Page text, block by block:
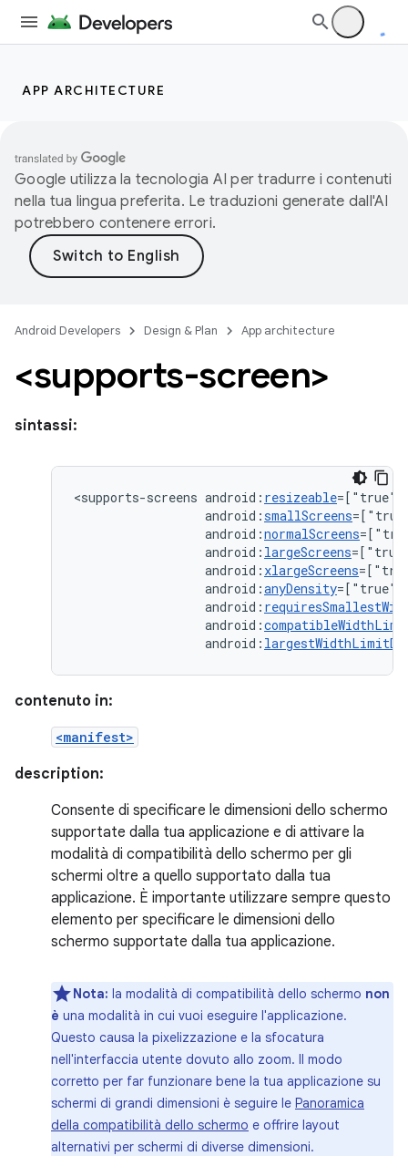
APP ARCHITECTURE
Google utilizza la tecnologia AI per tradurre i contenuti
nella tua lingua preferita. Le traduzioni generate dall'AI
potrebbero contenere errori.
Android Developers Design & Plan App architecture
<supports-screen>
sintassi:
<supports-screens android: resizeable=["true"|
android:smallScreens
android:normalScreens
android: largeScreens
android: xlargeScreens
android:anyDensity=["true"
android:
android:
android: largestWidthLimitDp
contenuto in:
<manifest>
description:
Consente di specificare le dimensioni dello schermo
supportate dalla tua applicazione e di attivare la
modalità di compatibilità dello schermo per gli
schermi oltre a quello supportato dalla tua
applicazione. È importante utilizzare sempre questo
elemento per specificare le dimensioni dello
schermo supportate dalla tua applicazione.
Nota: la modalità di compatibilità dello schermo non
è una modalità in cui vuoi eseguire l'applicazione.
Questo causa la pixelizzazione e la sfocatura
nell'interfaccia utente dovuto allo zoom. Il modo
corretto per far funzionare bene la tua applicazione su
schermi di grandi dimensioni è seguire le Panoramica
della compatibilità dello schermo e offrire layout
alternativi per schermi di diverse dimensioni.